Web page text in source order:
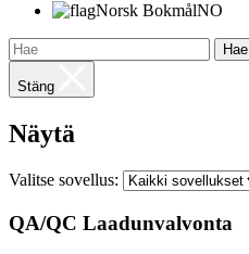
Norsk BokmålNO
Hae
Stäng
Näytä
Valitse sovellus:
QA/QC Laadunvalvonta